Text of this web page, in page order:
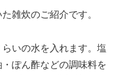
雑炊のご紹介です。
いの水を入れます。塩
ぽん酢などの調味料を